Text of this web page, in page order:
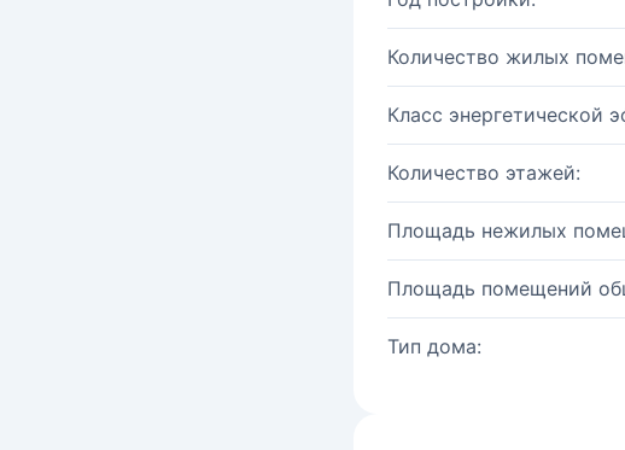
Количество жилых
Класс энергетической
Количество этажей:
Площадь нежилых
Площадь помещений
Тип дома: